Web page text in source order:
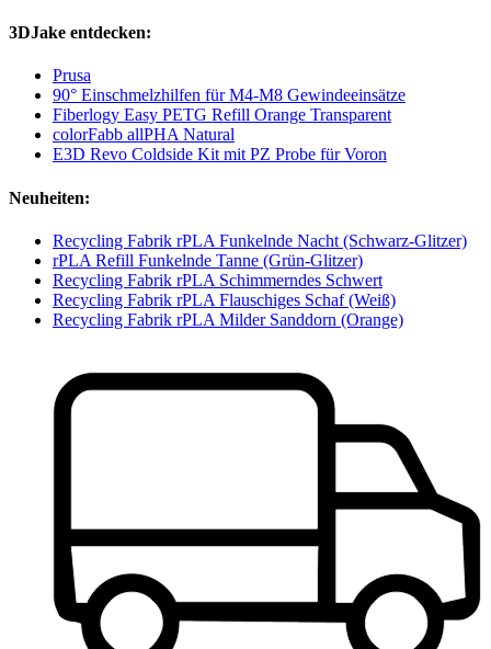
3DJake entdecken:
Prusa
90° Einschmelzhilfen für M4-M8 Gewindeeinsätze
Fiberlogy Easy PETG Refill Orange Transparent
colorFabb allPHA Natural
E3D Revo Coldside Kit mit PZ Probe für Voron
Neuheiten:
Recycling Fabrik rPLA Funkelnde Nacht (Schwarz-Glitzer)
rPLA Refill Funkelnde Tanne (Grün-Glitzer)
Recycling Fabrik rPLA Schimmerndes Schwert
Recycling Fabrik rPLA Flauschiges Schaf (Weiß)
Recycling Fabrik rPLA Milder Sanddorn (Orange)